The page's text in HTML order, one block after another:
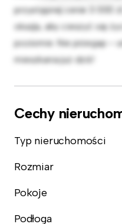
przystępnej cenie 3 000
okazja, aby cieszyć się
poziomie. Nie przegap –
mieszkania już dziś!
Cechy
Typ nieruchomości
Rozmiar
Pokoje
Podłoga